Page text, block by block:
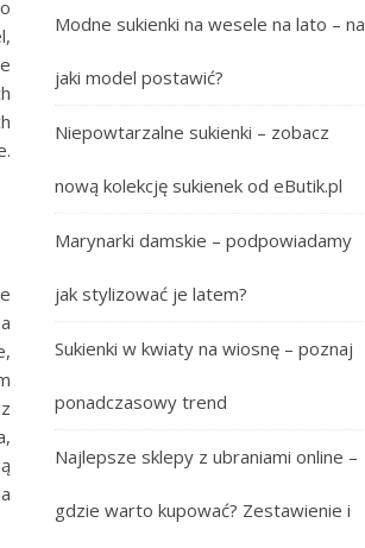
Modne sukienki na wesele na lato – na
jaki model postawić?
Niepowtarzalne sukienki – zobacz
nową kolekcję sukienek od eButik.pl
Marynarki damskie – podpowiadamy
jak stylizować je latem?
Sukienki w kwiaty na wiosnę – poznaj
ponadczasowy trend
Najlepsze sklepy z ubraniami online –
gdzie warto kupować? Zestawienie i